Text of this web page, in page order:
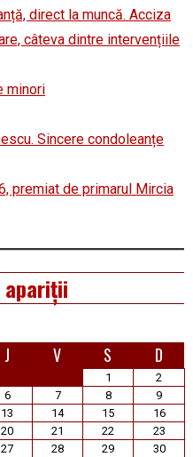
direct la muncă. Acciza
câteva dintre intervențiile
minori
Sincere condoleanțe
premiat de primarul Mircia
apariții
J V S D
1
2
6 7 8
9
13 14 15
16
20 21 22
23
27 28 29
30